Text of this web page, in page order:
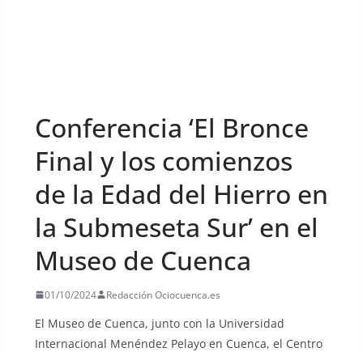
Conferencia ‘El Bronce
Final y los comienzos
de la Edad del Hierro en
la Submeseta Sur’ en el
Museo de Cuenca
01/10/2024 Redacción Ociocuenca.es
El Museo de Cuenca, junto con la Universidad
Internacional Menéndez Pelayo en Cuenca, el Centro